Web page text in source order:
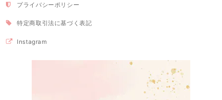
プライバシーポリシー
特定商取引法に基づく表記
Instagram